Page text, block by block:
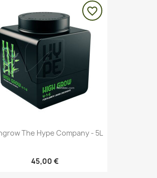
The Hype Company - 5L
45,00 €
favorite_border